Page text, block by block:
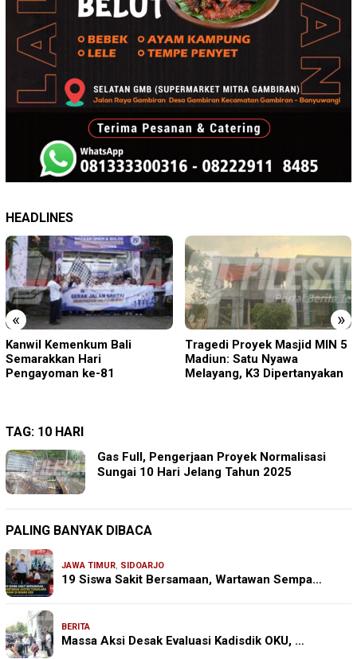
HEADLINES
« »
Tragedi Proyek Masjid MIN 5
Madiun: Satu Nyawa
Melayang, K3 Dipertanyakan
KA BIAS Terhenti, Lima KA
Ikut Terdampak, KAI Daop 7
Gerak Cepat Pulihkan
TAG: 10 HARI
Gas Full, Pengerjaan Proyek Normalisasi
Sungai 10 Hari Jelang Tahun 2025
PALING BANYAK DIBACA
JAWA TIMUR, SIDOARJO
19 Siswa Sakit Bersamaan, Wartawan Sempa…
BERITA
Massa Aksi Desak Evaluasi Kadisdik OKU, …